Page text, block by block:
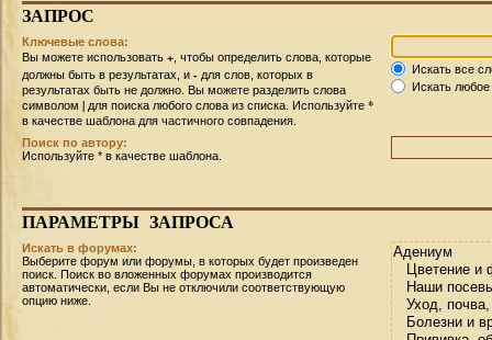
ЗАПРОС
Ключевые слова:
Вы можете использовать + , чтобы определить слова, которые
должны быть в результатах, и - для слов, которых в
результатах быть не должно. Вы можете разделить слова
символом | для поиска любого слова из списка. Используйте *
в качестве шаблона для частичного совпадения.
Искать все
Искать
Поиск по автору:
Используйте * в качестве шаблона.
ПАРАМЕТРЫ ЗАПРОСА
Искать в форумах:
Выберите форум или форумы, в которых будет произведен
поиск. Поиск во вложенных форумах производится
автоматически, если Вы не отключили соответствующую
опцию ниже.